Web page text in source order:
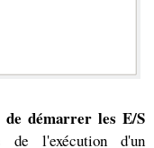
de démarrer les E/S
l'exécution d'un